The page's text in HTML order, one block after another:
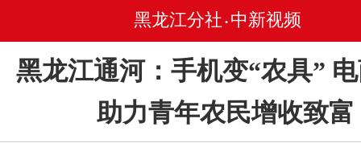
黑龙江分社 • 中新视频
黑龙江通河：手机变“农具”
助力青年农民增收致富